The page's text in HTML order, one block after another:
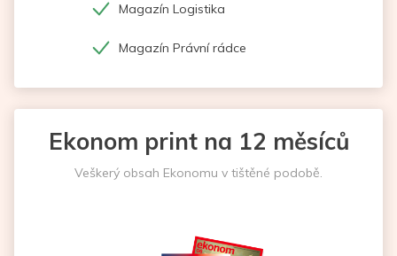
Magazín Logistika
Magazín Právní rádce
Ekonom print na 12 měsíců
Veškerý obsah Ekonomu v tištěné podobě.